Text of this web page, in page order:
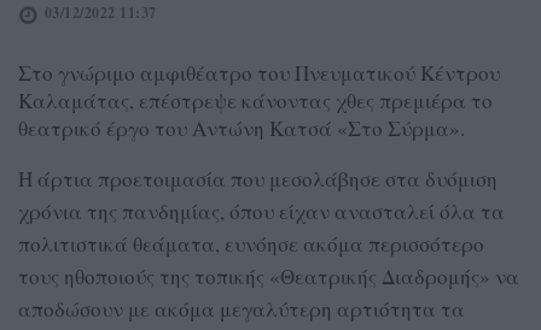
03/12/2022 11:37
Στο γνώριμο αμφιθέατρο του Πνευματικού Κέντρου
Καλαμάτας, επέστρεψε κάνοντας χθες πρεμιέρα το
θεατρικό έργο του Αντώνη Κατσά «Στο Σύρμα».
Η άρτια προετοιμασία που μεσολάβησε στα δυόμιση
χρόνια της πανδημίας, όπου είχαν ανασταλεί όλα τα
πολιτιστικά θεάματα, ευνόησε ακόμα περισσότερο
τους ηθοποιούς της τοπικής «Θεατρικής Διαδρομής» να
αποδώσουν με ακόμα μεγαλύτερη αρτιότητα τα